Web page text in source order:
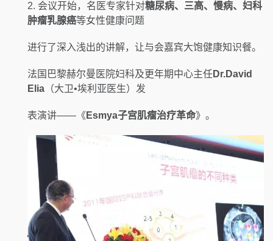
2. 会议开始，名医专家针对糖尿病、三高、慢病、妇科
肿瘤乳腺癌等女性健康问题
进行了深入浅出的讲解，让与会嘉宾大饱健康知识餐。
法国巴黎赫尔曼医院妇科及更年期中心主任Dr.David
Elia （大卫•埃利亚医生）发
表演讲——《 Esmya子宫肌瘤治疗革命》。